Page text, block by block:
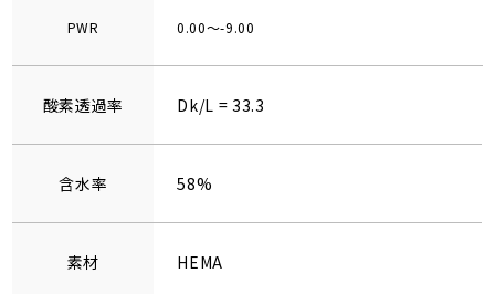
PWR 0.00～-9.00
酸素透過率 Dk/L = 33.3
含水率 58%
素材 HEMA